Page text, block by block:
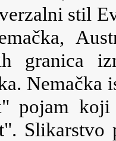
stil
granica
Nemačka
pojam